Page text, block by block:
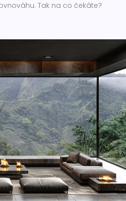
Tak na co čekáte?